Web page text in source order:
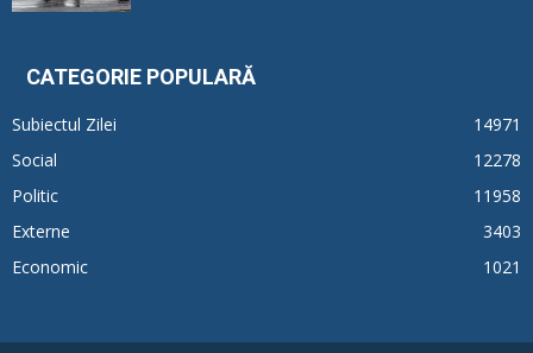
CATEGORIE POPULARĂ
Subiectul Zilei
14971
Social
12278
Politic
11958
Externe
3403
Economic
1021